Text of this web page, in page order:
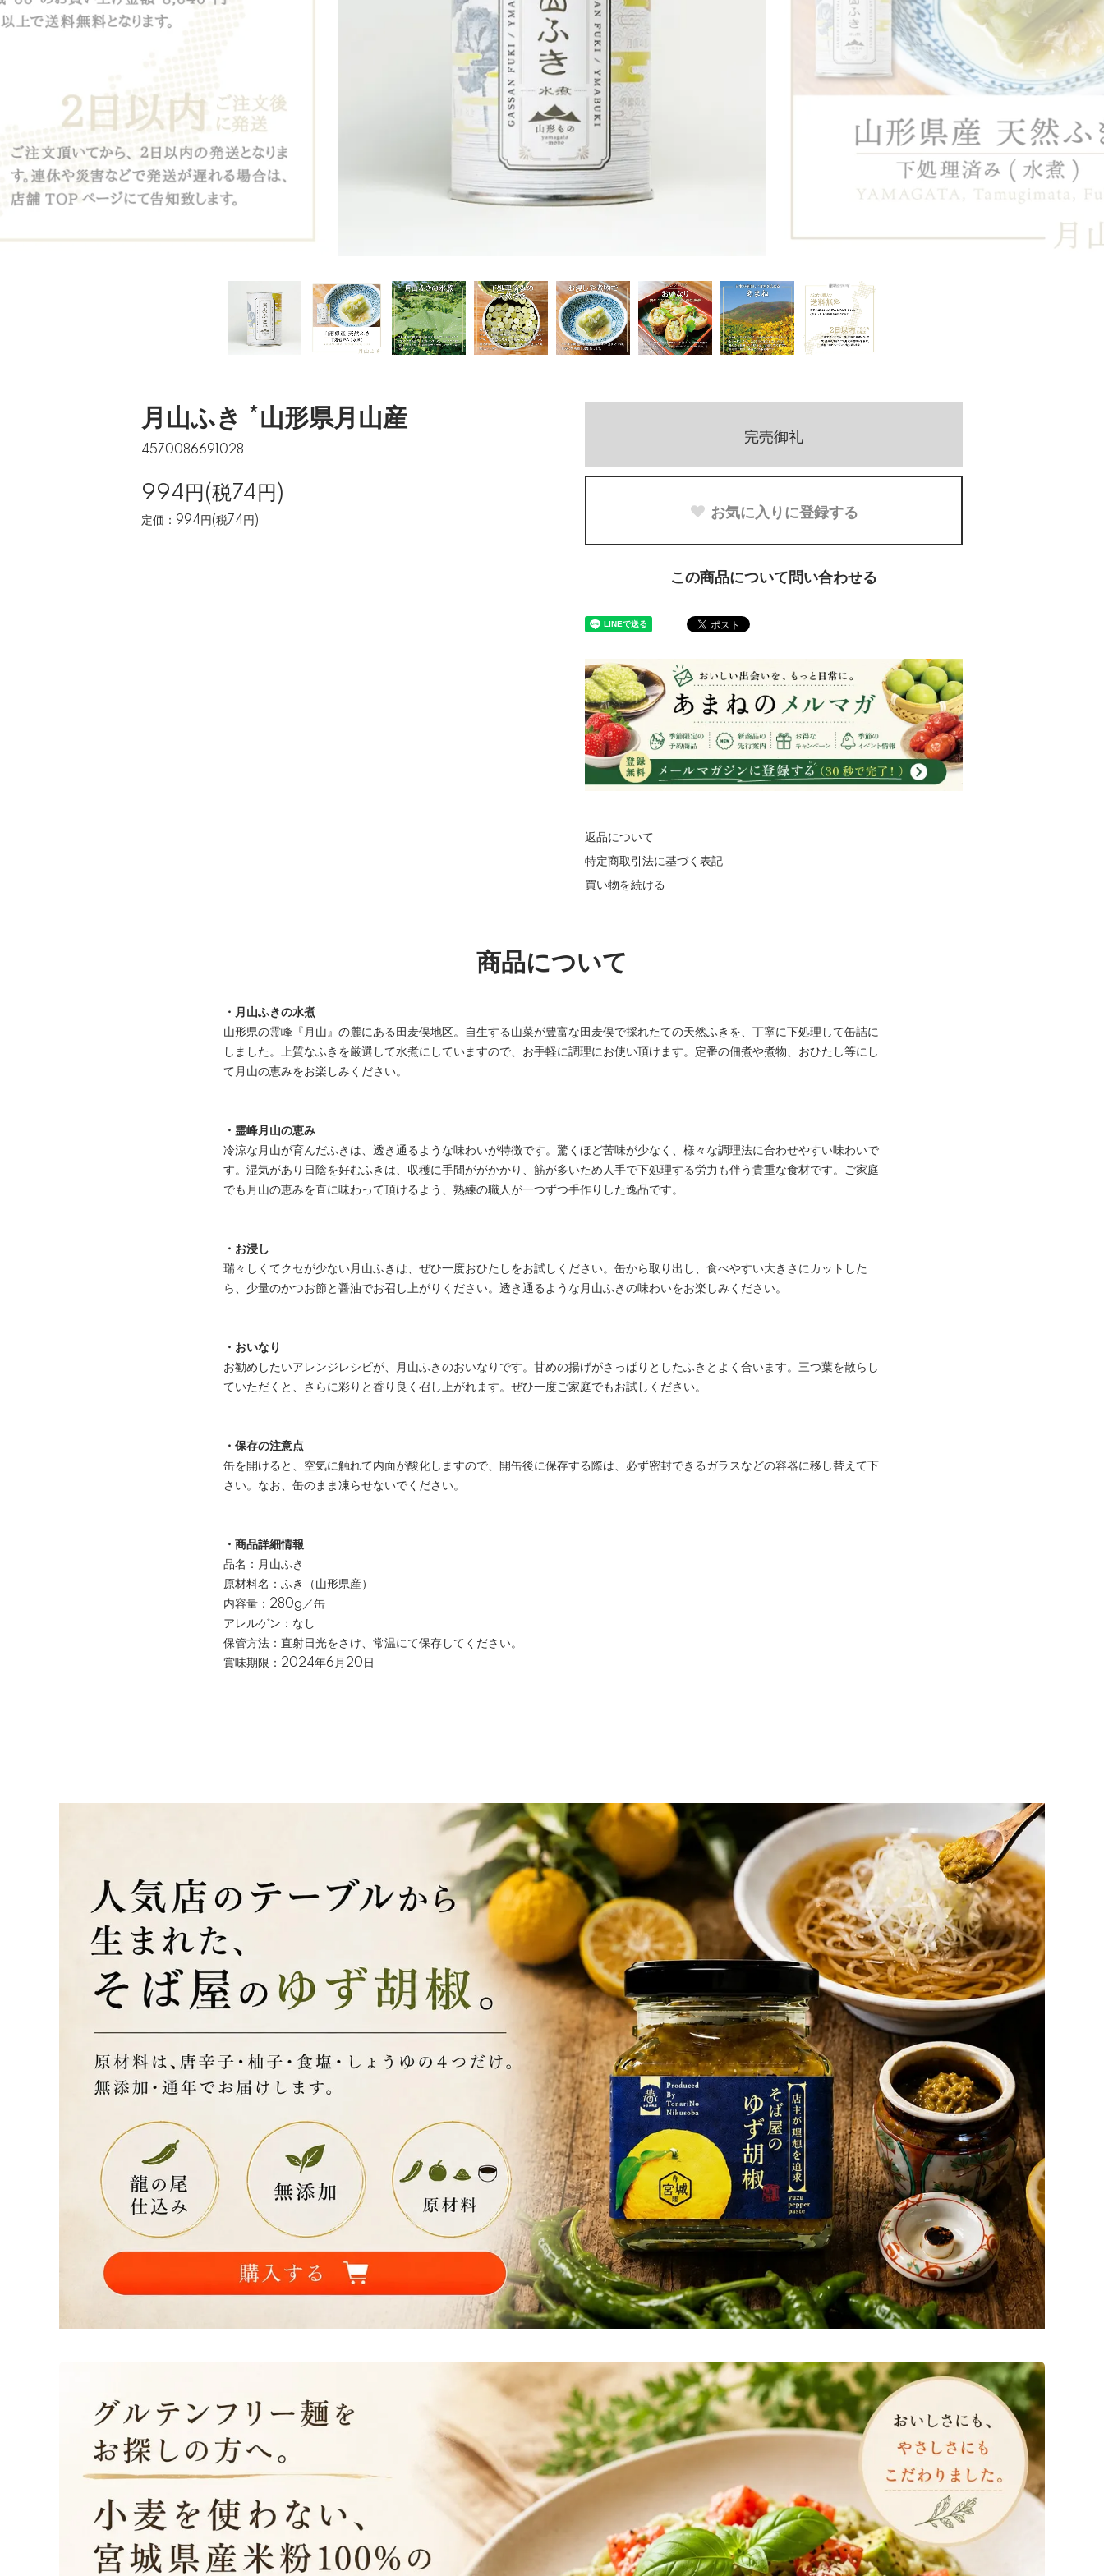
月山ふき *山形県月山産
4570086691028
994円(税74円)
定価：994円(税74円)
完売御礼
お気に入りに登録する
この商品について問い合わせる
返品について
特定商取引法に基づく表記
買い物を続ける
商品について
・月山ふきの水煮
山形県の霊峰『月山』の麓にある田麦俣地区。自生する山菜が豊富な田麦俣で採れたての天然ふきを、丁寧に下処理して缶詰に
しました。上質なふきを厳選して水煮にしていますので、お手軽に調理にお使い頂けます。定番の佃煮や煮物、おひたし等にし
て月山の恵みをお楽しみください。
・霊峰月山の恵み
冷涼な月山が育んだふきは、透き通るような味わいが特徴です。驚くほど苦味が少なく、様々な調理法に合わせやすい味わいで
す。湿気があり日陰を好むふきは、収穫に手間ががかかり、筋が多いため人手で下処理する労力も伴う貴重な食材です。ご家庭
でも月山の恵みを直に味わって頂けるよう、熟練の職人が一つずつ手作りした逸品です。
・お浸し
瑞々しくてクセが少ない月山ふきは、ぜひ一度おひたしをお試しください。缶から取り出し、食べやすい大きさにカットした
ら、少量のかつお節と醤油でお召し上がりください。透き通るような月山ふきの味わいをお楽しみください。
・おいなり
お勧めしたいアレンジレシピが、月山ふきのおいなりです。甘めの揚げがさっぱりとしたふきとよく合います。三つ葉を散らし
ていただくと、さらに彩りと香り良く召し上がれます。ぜひ一度ご家庭でもお試しください。
・保存の注意点
缶を開けると、空気に触れて内面が酸化しますので、開缶後に保存する際は、必ず密封できるガラスなどの容器に移し替えて下
さい。なお、缶のまま凍らせないでください。
・商品詳細情報
品名：月山ふき
原材料名：ふき（山形県産）
内容量：280g／缶
アレルゲン：なし
保管方法：直射日光をさけ、常温にて保存してください。
賞味期限：2024年6月20日